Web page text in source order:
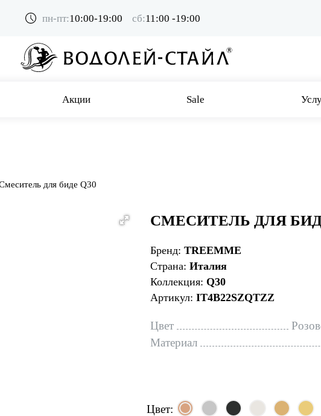
пн-пт:10:00-19:00 сб:11:00 -19:00
Акции Sale
для биде Q30
СМЕСИТЕЛЬ ДЛЯ
Бренд: TREEMME
Страна: Италия
Коллекция: Q30
Артикул: IT4B22SZQTZZ
Цвет
Материал
Цвет: